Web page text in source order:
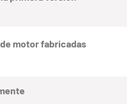
motor fabricadas